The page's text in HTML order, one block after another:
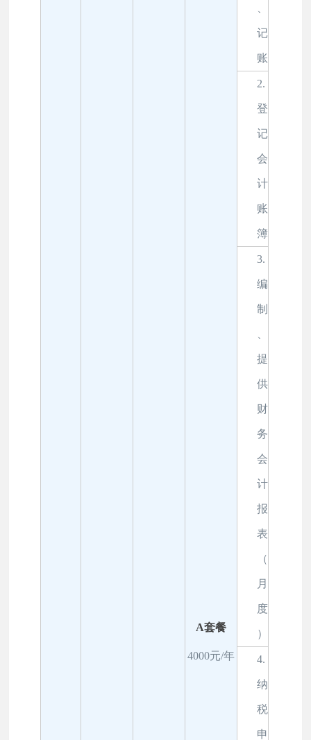
A套餐
4000元/年
记
账
2.
登
记
会
计
账
簿
3.
编
制
提
供
财
务
会
计
报
表
（
月
度
）
4.
纳
税
申